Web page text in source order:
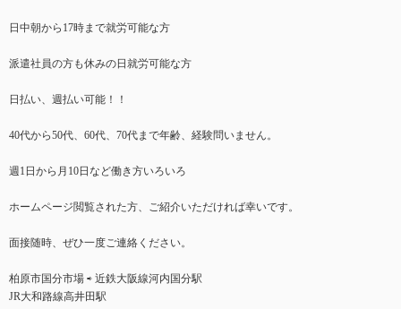
日中朝から17時まで就労可能な方
派遣社員の方も休みの日就労可能な方
日払い、週払い可能！！
40代から50代、60代、70代まで年齢、経験問いません。
週1日から月10日など働き方いろいろ
ホームページ閲覧された方、ご紹介いただければ幸いです。
面接随時、ぜひ一度ご連絡ください。
柏原市国分市場 ⇨ 近鉄大阪線河内国分駅
JR大和路線高井田駅